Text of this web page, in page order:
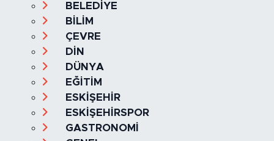
BELEDİYE
BİLİM
ÇEVRE
DİN
DÜNYA
EĞİTİM
ESKİŞEHİR
ESKİŞEHİRSPOR
GASTRONOMİ